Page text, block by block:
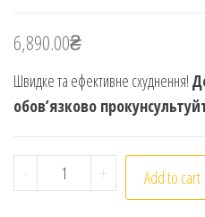
6,890.00₴
Швидке та ефективне схуднення!
обов’язково
- Rybelsus Рібелсус 3
+ Add to cart